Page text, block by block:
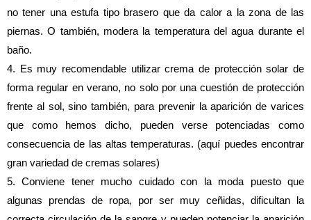
no tener una estufa tipo brasero que da calor a la zona de las
piernas. O también, modera la temperatura del agua durante el
baño.
4. Es muy recomendable utilizar crema de protección solar de
forma regular en verano, no solo por una cuestión de protección
frente al sol, sino también, para prevenir la aparición de varices
que como hemos dicho, pueden verse potenciadas como
consecuencia de las altas temperaturas. (aquí puedes encontrar
gran variedad de cremas solares)
5. Conviene tener mucho cuidado con la moda puesto que
algunas prendas de ropa, por ser muy ceñidas, dificultan la